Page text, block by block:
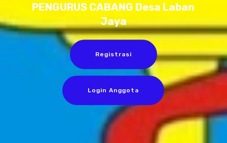
PENGURUS CABANG Desa Laban
Jaya
Registrasi
Login Anggota